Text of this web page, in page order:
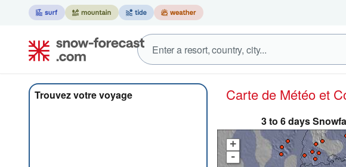
Trouvez votre voyage Carte de Météo et
3 to 6 days
+
-